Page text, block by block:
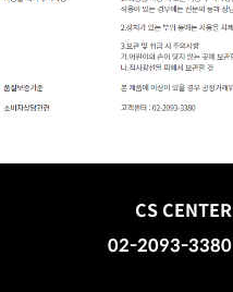
CS CENTER
02-2093-3380